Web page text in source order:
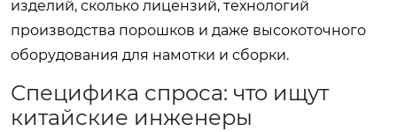
изделий, сколько лицензий, технологий
производства порошков и даже высокоточного
оборудования для намотки и сборки.
Специфика спроса: что ищут
китайские инженеры